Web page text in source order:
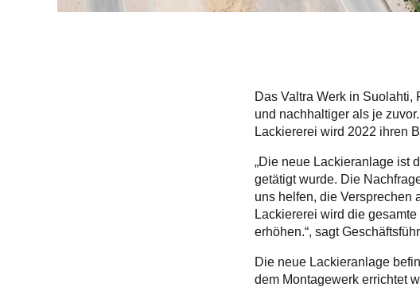
Das Valtra Werk in
und nachhaltiger als je
Lackiererei wird 2022 ihren
„Die neue Lackieranlage ist
getätigt wurde. Die
uns helfen, die Versprechen
Lackiererei wird die
erhöhen.“, sagt
Die neue Lackieranlage
dem Montagewerk errichtet